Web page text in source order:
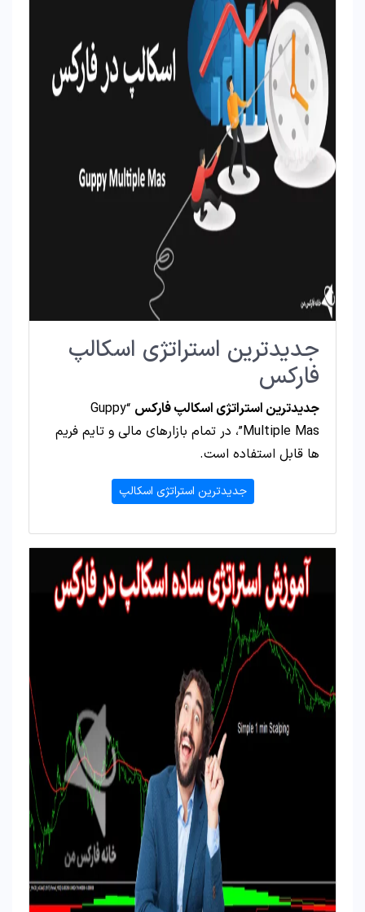
جدیدترین استراتژی اسکالپ
فارکس
جدیدترین استراتژی اسکالپ فارکس “Guppy
Multiple Mas”، در تمام بازارهای مالی و تایم فریم
ها قابل استفاده است.
جدیدترین استراتژی اسکالپ